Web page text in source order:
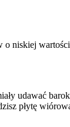
o niskiej
udawać
płytę